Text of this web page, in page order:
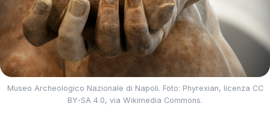
Museo Archeologico Nazionale di Napoli. Foto: Phyrexian, licenza CC
BY-SA 4.0, via Wikimedia Commons.